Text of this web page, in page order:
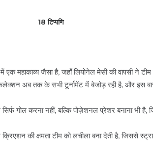
18 टिप्पणि
एक महाकाव्य जैसा है, जहाँ लियोनेल मेसी की वापसी ने
कलेक्शन अब तक के सभी टूर्नामेंट में बेजोड़ रही है, और इस
गोल करना नहीं, बल्कि पोज़ेशनल प्रेशर बनाना भी है,
की क्षमता टीम को लचीला बना देती है, जिससे